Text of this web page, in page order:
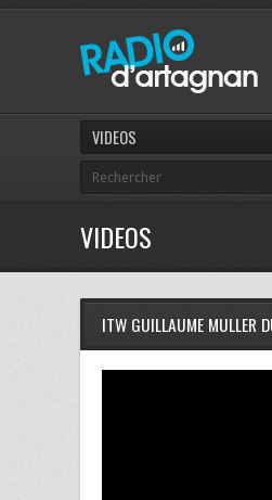
VIDEOS
VIDEOS
ITW GUILLAUME MULLER